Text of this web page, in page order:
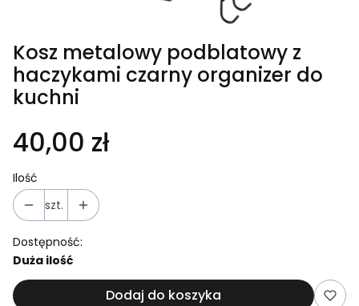
Kosz metalowy podblatowy z
haczykami czarny organizer do
kuchni
40,00 zł
Ilość
szt.
Dostępność:
Duża ilość
Dodaj do koszyka